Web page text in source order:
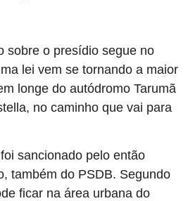
sobre o presídio segue no
lei vem se tornando a maior
longe do autódromo Tarumã
no caminho que vai para
sancionado pelo então
também do PSDB. Segundo
ficar na área urbana do